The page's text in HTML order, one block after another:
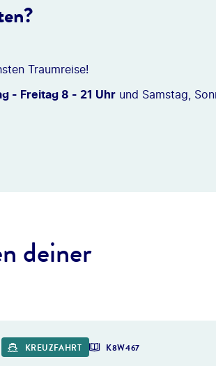
Traumreise!
- Freitag 8 - 21 Uhr und Samstag,
deiner
KREUZFAHRT K8W467